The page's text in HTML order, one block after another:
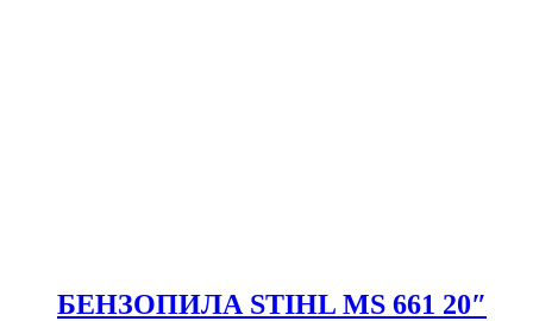
БЕНЗОПИЛА STIHL MS 661 20″